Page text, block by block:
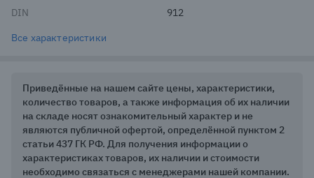
DIN
912
Все характеристики
Приведённые на нашем сайте цены, характеристики,
количество товаров, а также информация об их наличии
на складе носят ознакомительный характер и не
являются публичной офертой, определённой пунктом 2
статьи 437 ГК РФ. Для получения информации о
характеристиках товаров, их наличии и стоимости
необходимо связаться с менеджерами нашей компании.